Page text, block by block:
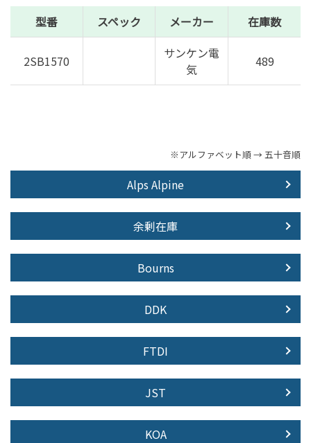
型番 スペック メーカー 在庫数
2SB1570
サンケン電
気
489
※アルファベット順 → 五十音順
Alps Alpine
余剰在庫
Bourns
DDK
FTDI
JST
KOA